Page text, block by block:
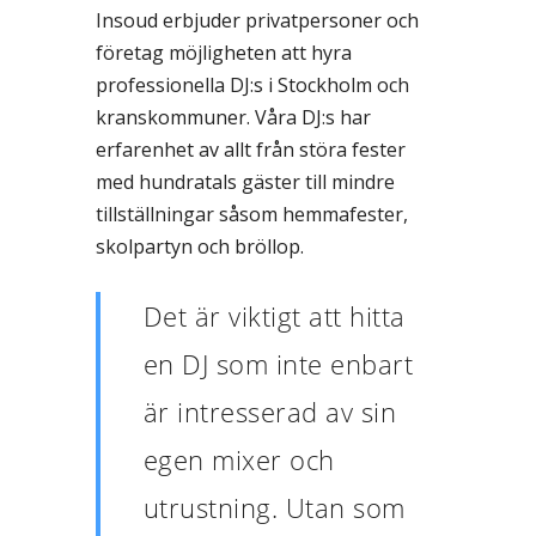
Insoud erbjuder privatpersoner och
företag möjligheten att hyra
professionella DJ:s i Stockholm och
kranskommuner. Våra DJ:s har
erfarenhet av allt från störa fester
med hundratals gäster till mindre
tillställningar såsom hemmafester,
skolpartyn och bröllop.
Det är viktigt att hitta
en DJ som inte enbart
är intresserad av sin
egen mixer och
utrustning. Utan som